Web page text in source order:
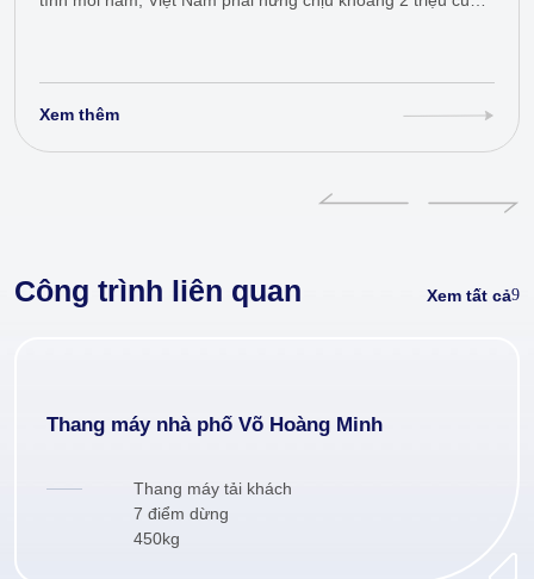
Xem thêm
Công trình liên quan Xem tất cả
Thang máy nhà phố Võ Hoàng Minh
Thang máy tải khách
7 điểm dừng
450kg